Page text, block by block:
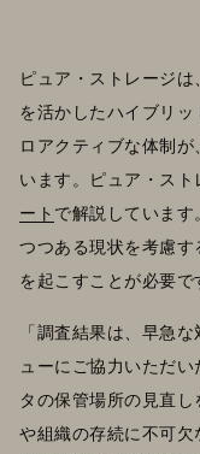
ピュア・ストレージ
を活かしたハイブリ
ロアクティブな体制
います。ピュア・ス
ート で解説していま
つつある現状を考慮
を起こすことが必要で
「調査結果は、早急
ューにご協力いただ
タの保管場所の見直
や組織の存続に不可欠